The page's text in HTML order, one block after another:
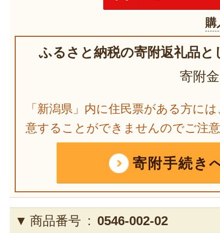
購
ふるさと納税の寄附返礼品と
寄附
「新潟県」内に住民票がある方に
意することができませんのでご注
寄附手続き
商品番号 : 0546-002-02